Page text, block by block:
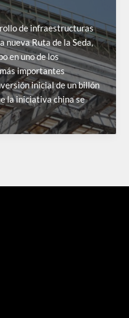
de infraestructuras
nueva Ruta de la Seda,
en uno de los
importantes
inicial de un billón
la iniciativa china se